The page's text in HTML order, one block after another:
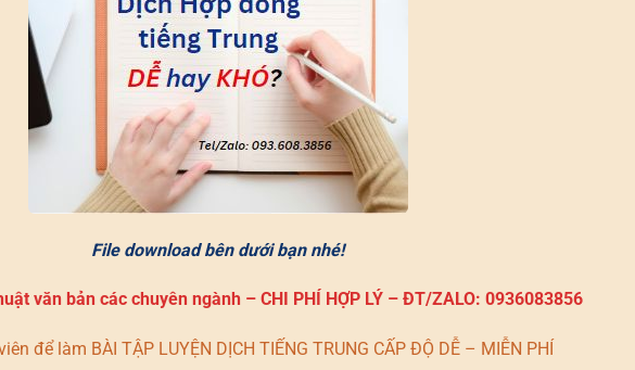
File download bên dưới bạn nhé!
văn bản các chuyên ngành – CHI PHÍ HỢP LÝ – ĐT/ZALO: 0936083856
để làm BÀI TẬP LUYỆN DỊCH TIẾNG TRUNG CẤP ĐỘ DỄ – MIỄN PHÍ